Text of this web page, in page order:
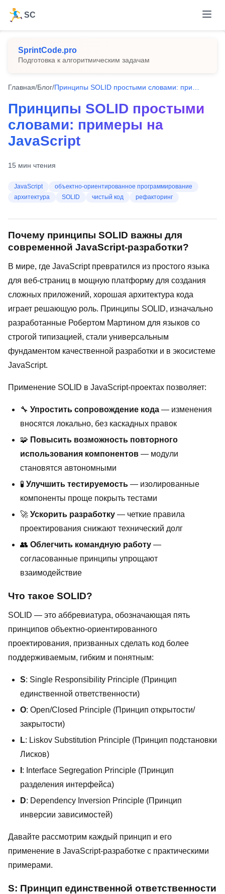
SC
SprintCode.pro
Подготовка к алгоритмическим задачам
Главная/Блог/
Принципы SOLID простыми
словами: примеры на
JavaScript
15 мин чтения
JavaScript
объектно-ориентированное программирование
архитектура
SOLID чистый код рефакторинг
Почему принципы SOLID важны для
современной JavaScript-разработки?
В мире, где JavaScript превратился из простого языка
для веб-страниц в мощную платформу для создания
сложных приложений, хорошая архитектура кода
играет решающую роль. Принципы SOLID, изначально
разработанные Робертом Мартином для языков со
строгой типизацией, стали универсальным
фундаментом качественной разработки и в экосистеме
JavaScript.
Применение SOLID в JavaScript-проектах позволяет:
🔧 Упростить сопровождение кода — изменения
вносятся локально, без каскадных правок
🧩 Повысить возможность повторного
использования компонентов — модули
становятся автономными
🧪 Улучшить тестируемость — изолированные
компоненты проще покрыть тестами
🚀 Ускорить разработку — четкие правила
проектирования снижают технический долг
👥 Облегчить командную работу —
согласованные принципы упрощают
взаимодействие
Что такое SOLID?
SOLID — это аббревиатура, обозначающая пять
принципов объектно-ориентированного
проектирования, призванных сделать код более
поддерживаемым, гибким и понятным:
S: Single Responsibility Principle (Принцип
единственной ответственности)
O: Open/Closed Principle (Принцип открытости/
закрытости)
L: Liskov Substitution Principle (Принцип подстановки
Лисков)
: Interface Segregation Principle (Принцип
разделения интерфейса)
D: Dependency Inversion Principle (Принцип
инверсии зависимостей)
Давайте рассмотрим каждый принцип и его
применение в JavaScript-разработке с практическими
примерами.
S: Принцип единственной ответственности